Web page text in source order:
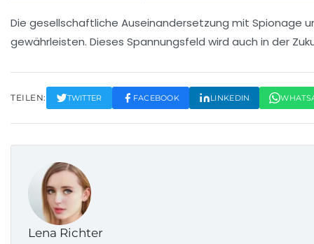
Die gesellschaftliche Auseinandersetzung mit Spionage
gewährleisten. Dieses Spannungsfeld wird auch in der
TEILEN: TWITTER FACEBOOK LINKEDIN
Lena Richter